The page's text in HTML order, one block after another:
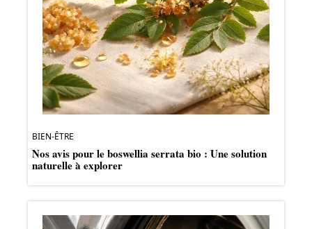
BIEN-ÊTRE
Nos avis pour le boswellia serrata bio : Une solution
naturelle à explorer